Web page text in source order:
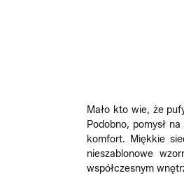
Mało kto wie, że
Podobno, pomysł
komfort. Miękkie
nieszablonowe
współczesnym